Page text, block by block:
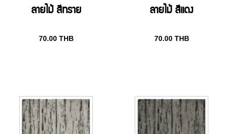
ลายไม้ สีทราย
70.00 THB
ลายไม้ สีแดง
70.00 THB